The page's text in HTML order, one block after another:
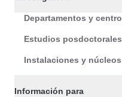
Departamentos y
Estudios posdoctorales
Instalaciones y
Información para